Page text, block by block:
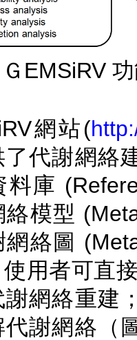
功
網站(
了代謝網絡
料庫
絡模型
絡圖
用者可直
謝網絡重建
謝網絡（